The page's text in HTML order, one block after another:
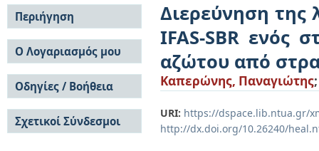
Διερεύνηση της
IFAS-SBR ενός
αζώτου από
Καπερώνης, Παναγιώτης
URI: https://dspace.lib.ntua.gr/
http://dx.doi.org/10.26240/
Περιήγηση
Σε όλο το DSpace
Κοινότητες & Συλλογές
Ανά Ημερομηνία
Έκδοσης
Συγγραφείς
Τίτλοι
Θέματα
Ο Λογαριασμός μου
Σύνδεση
Εγγραφή
Οδηγίες / Βοήθεια
Οδηγίες Υποβολής
Οδηγίες Χρήσης ΙΑ
Συχνές Ερωτήσεις
Σχετικοί Σύνδεσμοι